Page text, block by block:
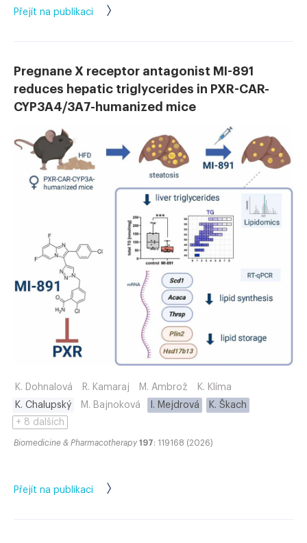
Přejít na publikaci
Pregnane X receptor antagonist MI-891
reduces hepatic triglycerides in PXR-CAR-
CYP3A4/3A7-humanized mice
K. Dohnalová R. Kamaraj M. Ambrož
K. Klíma
K. Chalupský
M. Bajnoková I. Mejdrová
K. Škach
+ 8 dalších
Biomedicine & Pharmacotherapy 197: 119168 (2026)
Přejít na publikaci